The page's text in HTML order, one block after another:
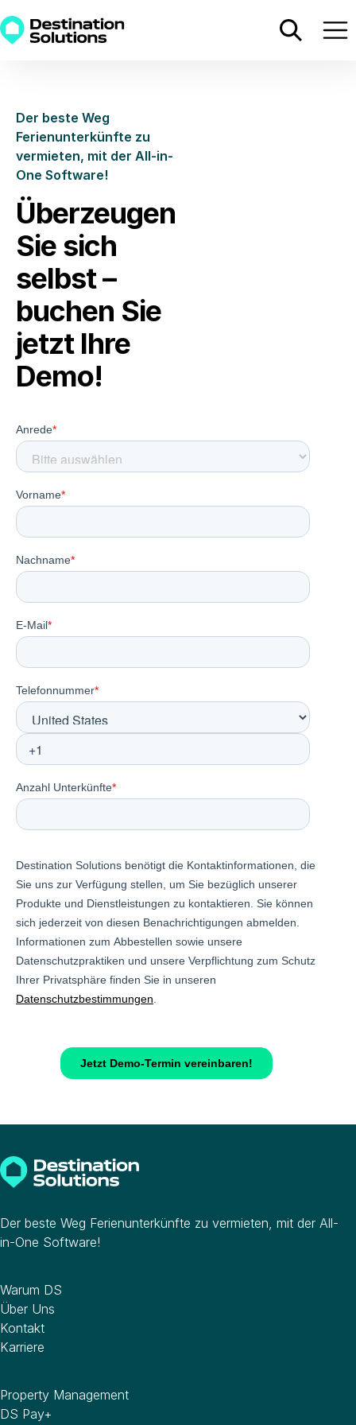
Der beste Weg
Ferienunterkünfte zu
vermieten, mit der All-in-
One Software!
Überzeugen
Sie sich
selbst –
buchen Sie
jetzt Ihre
Demo!
Der beste Weg Ferienunterkünfte zu vermieten, mit der All-
in-One Software!
Warum DS
Über Uns
Kontakt
Karriere
Property Management
DS Pay+